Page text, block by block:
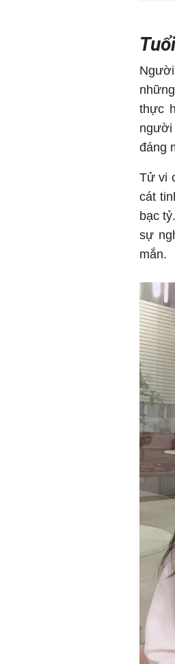
thực
người
đáng
Tử vi
cát
bạc
sự
mắn.